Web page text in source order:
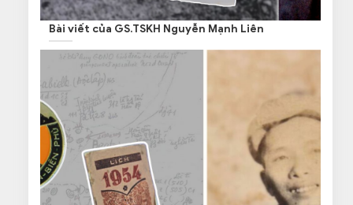
Bài viết của GS.TSKH Nguyễn Mạnh Liên